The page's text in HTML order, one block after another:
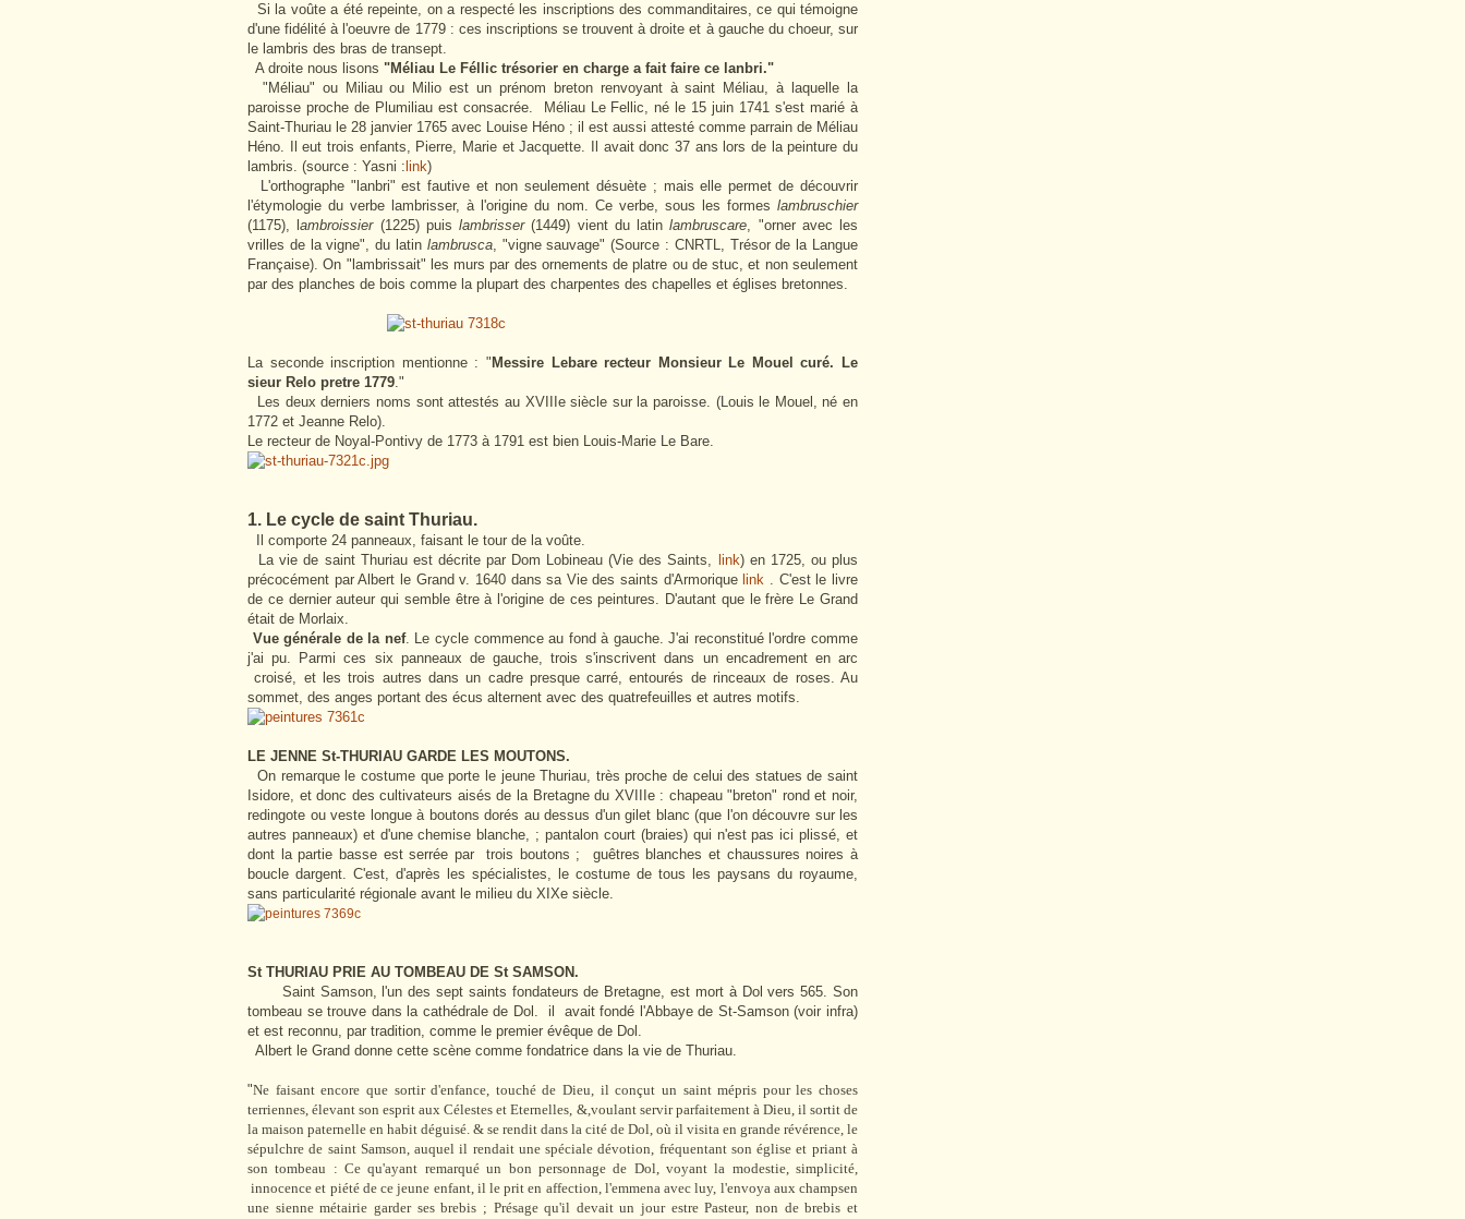
Si la voûte a été repeinte, on a respecté les inscriptions des commanditaires, ce qui témoigne
d'une fidélité à l'oeuvre de 1779 : ces inscriptions se trouvent à droite et à gauche du choeur, sur
le lambris des bras de transept.
A droite nous lisons "Méliau Le Féllic trésorier en charge a fait faire ce lanbri."
"Méliau" ou Miliau ou Milio est un prénom breton renvoyant à saint Méliau, à laquelle la
paroisse proche de Plumiliau est consacrée. Méliau Le Fellic, né le 15 juin 1741 s'est marié à
Saint-Thuriau le 28 janvier 1765 avec Louise Héno ; il est aussi attesté comme parrain de Méliau
Héno. Il eut trois enfants, Pierre, Marie et Jacquette. Il avait donc 37 ans lors de la peinture du
lambris. (source : Yasni : link)
L'orthographe "lanbri" est fautive et non seulement désuète ; mais elle permet de découvrir
l'étymologie du verbe lambrisser, à l'origine du nom. Ce verbe, sous les formes lambruschier
(1175), lambroissier(1225) puis lambrisser(1449) vient du latinlambruscare, "orner avec les
vrilles de la vigne", du latin lambrusca, "vigne sauvage" (Source : CNRTL, Trésor de la Langue
Française). On "lambrissait" les murs par des ornements de platre ou de stuc, et non seulement
par des planches de bois comme la plupart des charpentes des chapelles et églises bretonnes.
La seconde inscription mentionne : " Messire Lebare recteur Monsieur Le Mouel curé. Le
sieur Relo pretre 1779."
Les deux derniers noms sont attestés au XVIIIe siècle sur la paroisse. (Louis le Mouel, né en
1772 et Jeanne Relo).
Le recteur de Noyal-Pontivy de 1773 à 1791 est bien Louis-Marie Le Bare.
1. Le cycle de saint Thuriau.
Il comporte 24 panneaux, faisant le tour de la voûte.
La vie de saint Thuriau est décrite par Dom Lobineau (Vie des Saints,
link) en 1725, ou plus
précocément par Albert le Grand v. 1640 dans sa Vie des saints d'Armorique link . C'est le livre
de ce dernier auteur qui semble être à l'origine de ces peintures. D'autant que le frère Le Grand
était de Morlaix.
Vue générale de la nef. Le cycle commence au fond à gauche. J'ai reconstitué l'ordre comme
j'ai pu. Parmi ces six panneaux de gauche, trois s'inscrivent dans un encadrement en arc
croisé, et les trois autres dans un cadre presque carré, entourés de rinceaux de roses. Au
sommet, des anges portant des écus alternent avec des quatrefeuilles et autres motifs.
LE JENNE St-THURIAU GARDE LES MOUTONS.
On remarque le costume que porte le jeune Thuriau, très proche de celui des statues de saint
Isidore, et donc des cultivateurs aisés de la Bretagne du XVIIIe : chapeau "breton" rond et noir,
redingote ou veste longue à boutons dorés au dessus d'un gilet blanc (que l'on découvre sur les
autres panneaux) et d'unechemise blanche, ; pantalon court (braies) qui n'est pas ici plissé, et
dont la partie basse est serrée par trois boutons ; guêtres blanches et chaussures noires à
boucle dargent. C'est, d'après les spécialistes, le costume de tous les paysans du royaume,
sans particularité régionale avant le milieu du XIXe siècle.
St THURIAU PRIE AU TOMBEAU DE St SAMSON.
Saint Samson, l'un des sept saints fondateurs de Bretagne, est mort à Dol vers 565. Son
tombeau se trouve dans la cathédrale de Dol. il avait fondé l'Abbaye de St-Samson (voir infra)
et est reconnu, par tradition, comme le premier évêque de Dol.
Albert le Grand donne cette scène comme fondatrice dans la vie de Thuriau.
"Ne faisant encore que sortir d'enfance, touché de Dieu, il conçut un saint mépris pour les choses
terriennes, élevant son esprit aux Célestes et Eternelles, &,voulant servir parfaitement à Dieu, il sortit de
la maison paternelle en habit déguisé. & se rendit dans la cité de Dol, où il visita en grande révérence, le
sépulchre de saint Samson, auquel il rendait une spéciale dévotion, fréquentant son église et priant à
son tombeau : Ce qu'ayant remarqué un bon personnage de Dol, voyant la modestie, simplicité,
innocence et piété de ce jeune enfant, il le prit en affection, l'emmena avec luy, l'envoya aux champsen
une sienne métairie garder ses brebis ; Présage qu'il devait un jour estre Pasteur, non de brebis et